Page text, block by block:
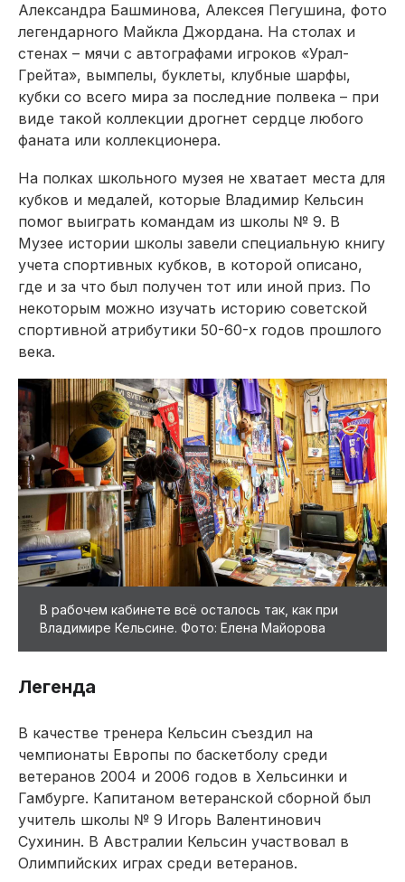
Александра Башминова, Алексея Пегушина, фото
легендарного Майкла Джордана. На столах и
стенах – мячи с автографами игроков «Урал-
Грейта», вымпелы, буклеты, клубные шарфы,
кубки со всего мира за последние полвека – при
виде такой коллекции дрогнет сердце любого
фаната или коллекционера.
На полках школьного музея не хватает места для
кубков и медалей, которые Владимир Кельсин
помог выиграть командам из школы № 9. В
Музее истории школы завели специальную книгу
учета спортивных кубков, в которой описано,
где и за что был получен тот или иной приз. По
некоторым можно изучать историю советской
спортивной атрибутики 50-60-х годов прошлого
века.
В рабочем кабинете всё осталось так, как при
Владимире Кельсине. Фото: Елена Майорова
Легенда
В качестве тренера Кельсин съездил на
чемпионаты Европы по баскетболу среди
ветеранов 2004 и 2006 годов в Хельсинки и
Гамбурге. Капитаном ветеранской сборной был
учитель школы № 9 Игорь Валентинович
Сухинин. В Австралии Кельсин участвовал в
Олимпийских играх среди ветеранов.